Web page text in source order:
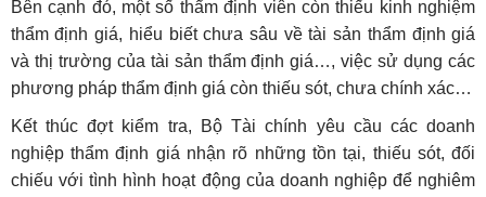
Bên cạnh đó, một số thẩm định viên còn thiếu kinh nghiệm
thẩm định giá, hiểu biết chưa sâu về tài sản thẩm định giá
và thị trường của tài sản thẩm định giá…, việc sử dụng các
phương pháp thẩm định giá còn thiếu sót, chưa chính xác…
Kết thúc đợt kiểm tra, Bộ Tài chính yêu cầu các doanh
nghiệp thẩm định giá nhận rõ những tồn tại, thiếu sót, đối
chiếu với tình hình hoạt động của doanh nghiệp để nghiêm